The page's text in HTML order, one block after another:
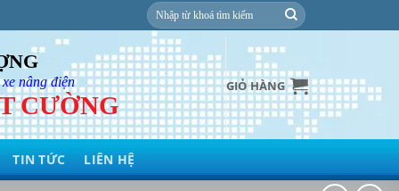
Tìm
kiếm:
nâng điện
CƯỜNG
GIỎ HÀNG
TIN TỨC LIÊN HỆ